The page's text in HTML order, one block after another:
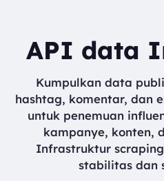
API data
Kumpulkan data
hashtag, komentar, dan
untuk penemuan
kampanye, konten,
Infrastruktur
stabilitas dan